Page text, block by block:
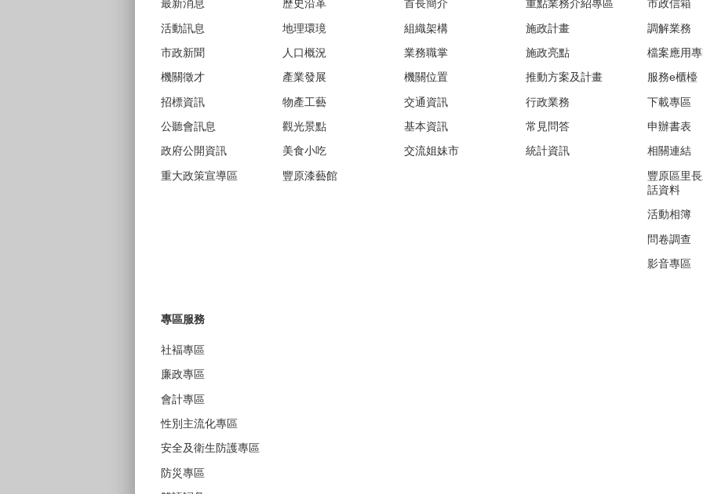
最新消息
活動訊息
市政新聞
機關徵才
招標資訊
公聽會訊息
政府公開資訊
重大政策宣導區
歷史沿革
地理環璄
人口概況
產業發展
物產工藝
觀光景點
美食小吃
豐原漆藝館
首長簡介
組織架構
業務職掌
機關位置
交通資訊
基本資訊
交流姐妹市
重點業務介紹專區
施政計畫
施政亮點
推動方案及計畫
行政業務
常見問答
統計資訊
市政信箱
調解業務
檔案應用
服務e櫃檯
下載專區
申辦書表
相關連結
豐原區里
話資料
活動相簿
問卷調查
影音專區
專區服務
社褔專區
廉政專區
會計專區
性別主流化專區
安全及衛生防護專區
防災專區